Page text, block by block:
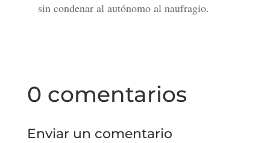
sin condenar al autónomo al naufragio.
0 comentarios
Enviar un comentario